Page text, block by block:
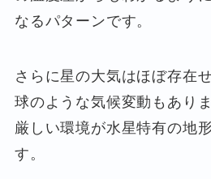
なるパターンです。
さらに星の大気はほぼ存在
球のような気候変動もあり
厳しい環境が水星特有の地
す。